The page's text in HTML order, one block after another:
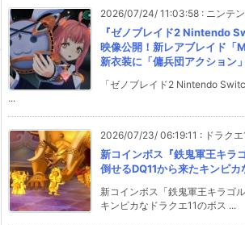
2026/07/24/ 11:03:58 : ニンテ
『ゼノブレイド2 Nintendo
映像公開！新レアブレイド「
新衣装に「傭兵団アクション
「ゼノブレイド2 Nintendo
...
2026/07/23/ 06:19:11 : ドラク
新コインボス『鉄鬼軍王キラ
倒せるDQ11から来たキンピカ
新コインボス「鉄鬼軍王キラゴ
キンピカなドラクエ11のボス ...